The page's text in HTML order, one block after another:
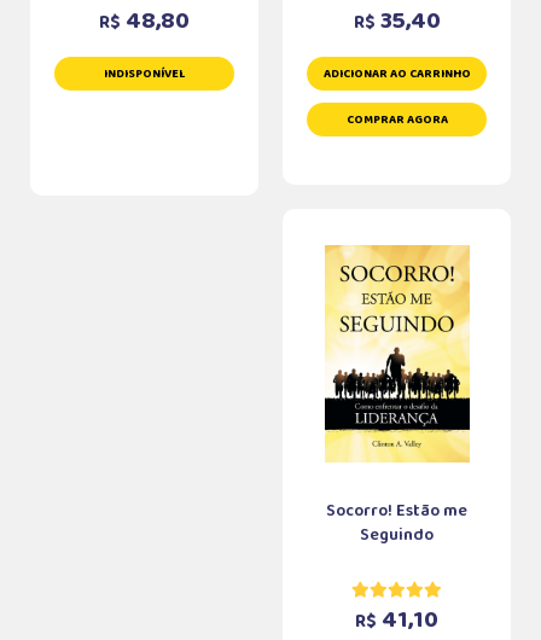
R$ 48,80
INDISPONÍVEL
R$ 35,40
ADICIONAR AO CARRINHO
COMPRAR AGORA
Socorro! Estão me
Seguindo
R$ 41,10